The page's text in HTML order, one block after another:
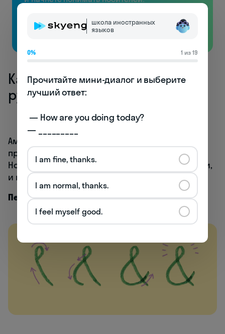
Бесплатно
Как написать амперсанд от
руки
Амперсанд отлично смотрится на открытках,
пригласительных и ярлычках для подарков —
Новый год уже не за горами. Немного практики,
и вы наловчитесь писать красивые&от руки.
Печатный
школа иностранных
языков
0% 1 из 19
Прочитайте мини-диалог и выберите
лучший ответ:
— _________
I am fine, thanks.
I am normal, thanks.
I feel myself good.